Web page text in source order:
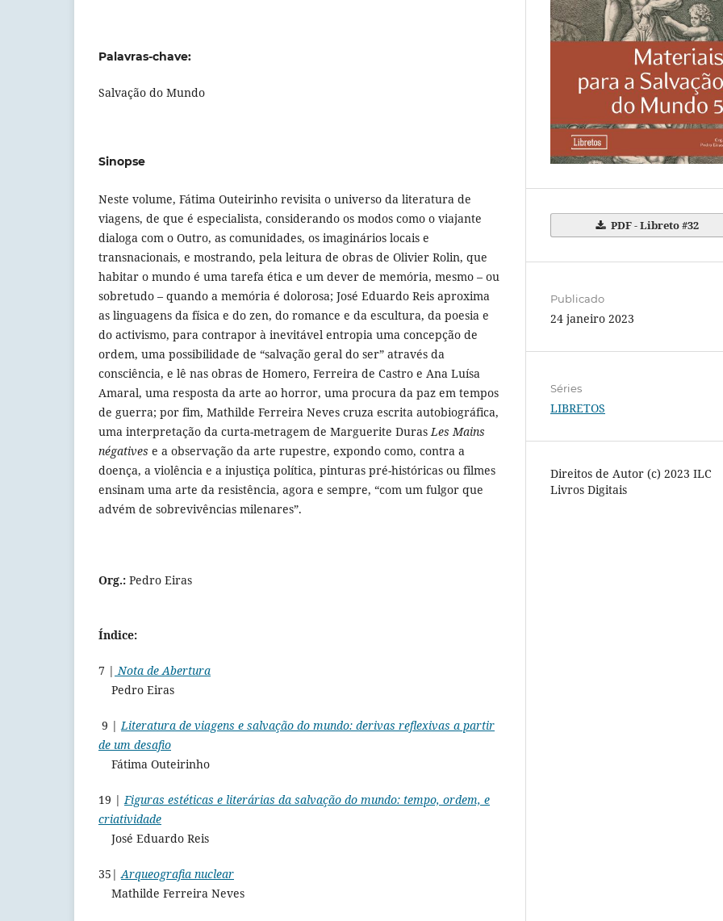
Palavras-chave:
Salvação do Mundo
Sinopse
Neste volume, Fátima Outeirinho revisita o universo da literatura de
viagens, de que é especialista, considerando os modos como o viajante
dialoga com o Outro, as comunidades, os imaginários locais e
transnacionais, e mostrando, pela leitura de obras de Olivier Rolin, que
habitar o mundo é uma tarefa ética e um dever de memória, mesmo – ou
sobretudo – quando a memória é dolorosa; José Eduardo Reis aproxima
as linguagens da física e do zen, do romance e da escultura, da poesia e
do activismo, para contrapor à inevitável entropia uma concepção de
ordem, uma possibilidade de “salvação geral do ser” através da
consciência, e lê nas obras de Homero, Ferreira de Castro e Ana Luísa
Amaral, uma resposta da arte ao horror, uma procura da paz em tempos
de guerra; por fim, Mathilde Ferreira Neves cruza escrita autobiográfica,
uma interpretação da curta-metragem de Marguerite DurasLes Mains
négatives e a observação da arte rupestre, expondo como, contra a
doença, a violência e a injustiça política, pinturas pré-históricas ou filmes
ensinam uma arte da resistência, agora e sempre, “com um fulgor que
advém de sobrevivências milenares”.
Org.: Pedro Eiras
Índice:
7 | Nota de Abertura
Pedro Eiras
9 |Literatura de viagens e salvação do mundo: derivas reflexivas a partir
de um desafio
Fátima Outeirinho
19 |Figuras estéticas e literárias da salvação do mundo: tempo, ordem, e
criatividade
José Eduardo Reis
35|Arqueografia nuclear
Mathilde Ferreira Neves
PDF - Libreto #32
Publicado
24 janeiro 2023
Séries
LIBRETOS
Direitos de Autor (c) 2023 ILC
Livros Digitais